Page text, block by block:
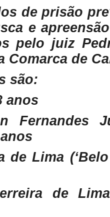
de prisão
e
pelo juiz
Comarca de
são:
anos
Fernandes
de Lima
de Lima